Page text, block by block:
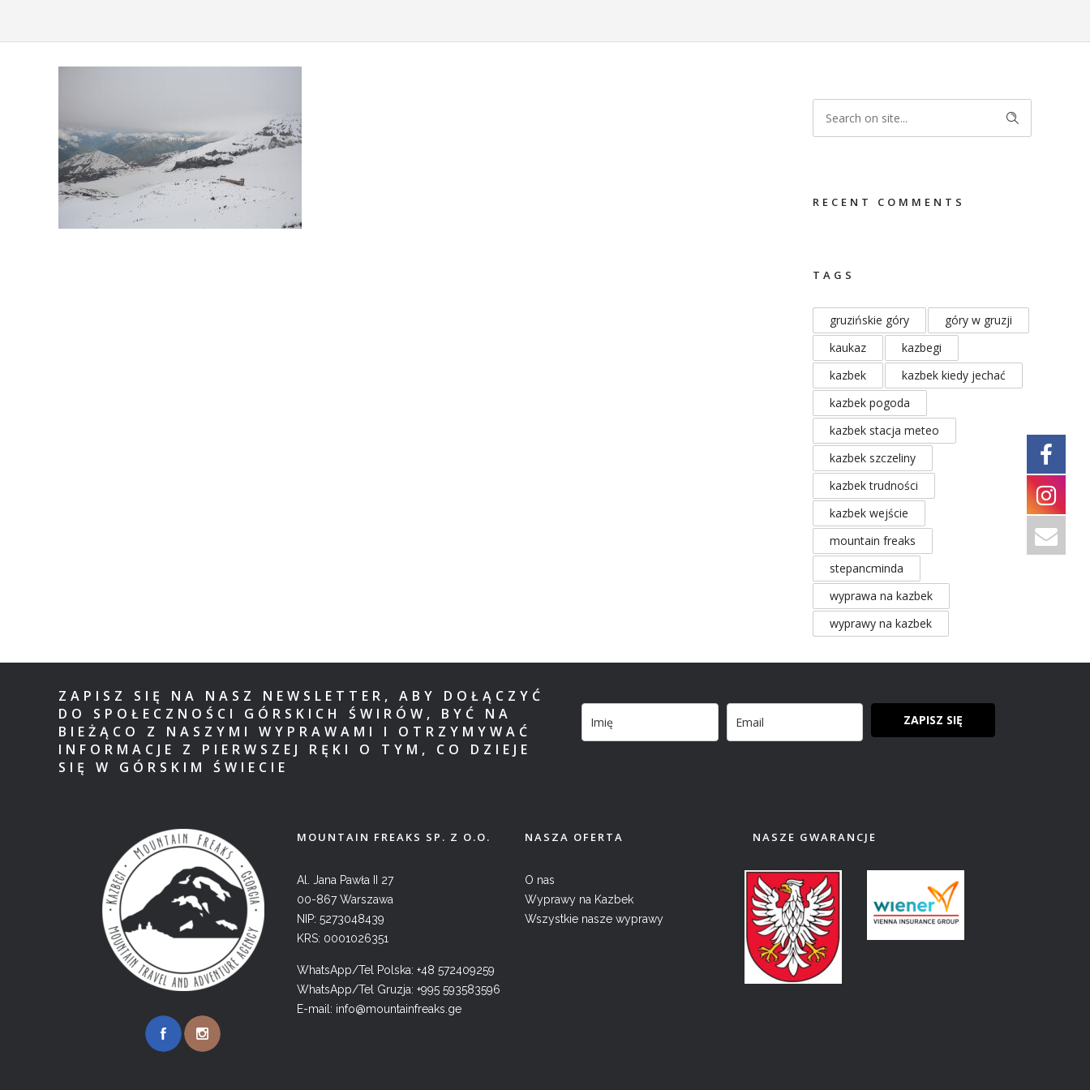
RECENT COMMENTS
TAGS
gruzińskie góry
góry w gruzji
kaukaz
kazbegi
kazbek
kazbek kiedy jechać
kazbek pogoda
kazbek stacja meteo
kazbek szczeliny
kazbek trudności
kazbek wejście
mountain freaks
stepancminda
wyprawa na kazbek
wyprawy na kazbek
ZAPISZ SIĘ NA NASZ NEWSLETTER, ABY DOŁĄCZYĆ
DO SPOŁECZNOŚCI GÓRSKICH ŚWIRÓW, BYĆ NA
BIEŻĄCO Z NASZYMI WYPRAWAMI I OTRZYMYWAĆ
INFORMACJE Z PIERWSZEJ RĘKI O TYM, CO DZIEJE
SIĘ W GÓRSKIM ŚWIECIE
ZAPISZ SIĘ
MOUNTAIN FREAKS SP. Z O.O.
Al. Jana Pawła II 27
00-867 Warszawa
NIP: 5273048439
KRS: 0001026351
WhatsApp/Tel Polska: +48 572409259
WhatsApp/Tel Gruzja: +995 593583596
E-mail: info@mountainfreaks.ge
NASZA OFERTA
O nas
Wyprawy na Kazbek
Wszystkie nasze wyprawy
NASZE GWARANCJE